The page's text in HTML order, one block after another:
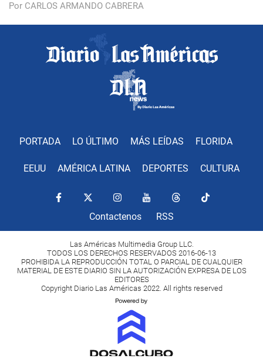
Por CARLOS ARMANDO CABRERA
PORTADA LO ÚLTIMO MÁS LEÍDAS FLORIDA
EEUU AMÉRICA LATINA DEPORTES CULTURA
Contactenos RSS
Las Américas Multimedia Group LLC.
TODOS LOS DERECHOS RESERVADOS 2016-06-13
PROHIBIDA LA REPRODUCCIÓN TOTAL O PARCIAL DE CUALQUIER
MATERIAL DE ESTE DIARIO SIN LA AUTORIZACIÓN EXPRESA DE LOS
EDITORES
Copyright Diario Las Américas 2022. All rights reserved